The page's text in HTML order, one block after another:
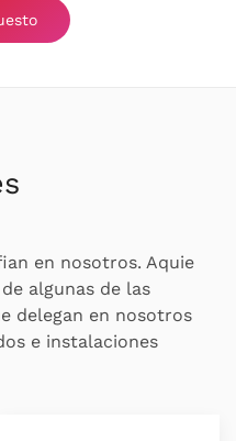
en nosotros. Aquie
algunas de las
delegan en nosotros
e instalaciones